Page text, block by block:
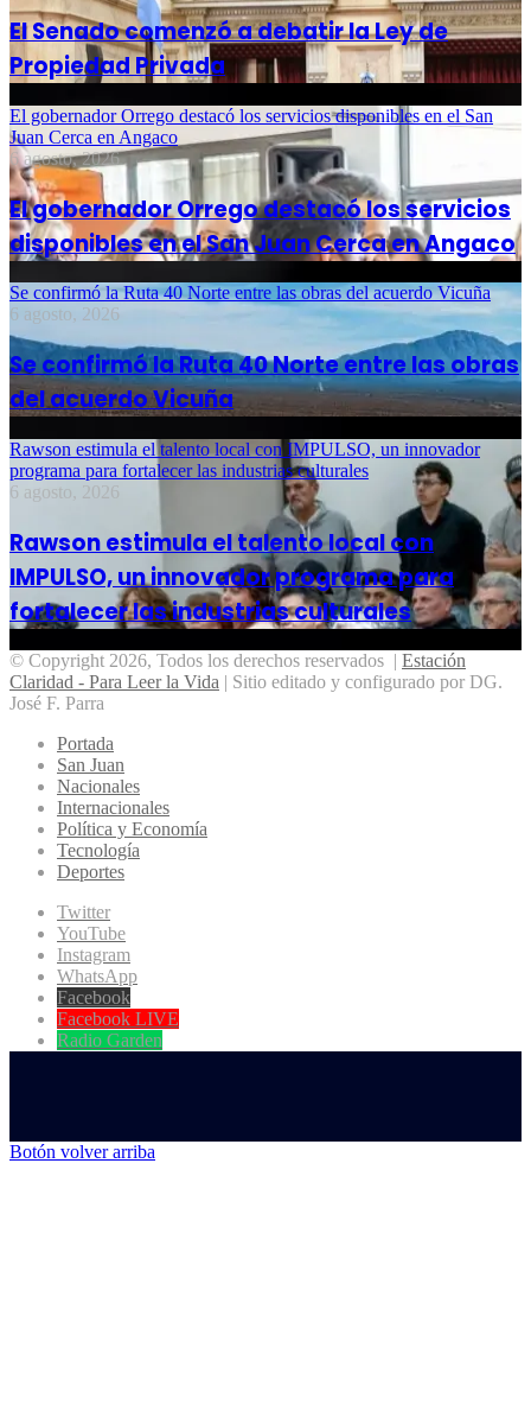
El Senado comenzó a debatir la Ley de
Propiedad Privada
El gobernador Orrego destacó los servicios disponibles en el San
Juan Cerca en Angaco
6 agosto, 2026
El gobernador Orrego destacó los servicios
disponibles en el San Juan Cerca en Angaco
Se confirmó la Ruta 40 Norte entre las obras del acuerdo Vicuña
6 agosto, 2026
Se confirmó la Ruta 40 Norte entre las obras
del acuerdo Vicuña
Rawson estimula el talento local con IMPULSO, un innovador
programa para fortalecer las industrias culturales
6 agosto, 2026
Rawson estimula el talento local con
IMPULSO, un innovador programa para
fortalecer las industrias culturales
© Copyright 2026, Todos los derechos reservados | Estación
Claridad - Para Leer la Vida | Sitio editado y configurado por DG.
José F. Parra
Portada
San Juan
Nacionales
Internacionales
Política y Economía
Tecnología
Deportes
Twitter
YouTube
Instagram
WhatsApp
Facebook
Facebook LIVE
Radio Garden
Botón volver arriba